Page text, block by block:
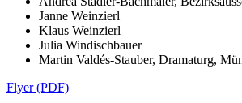
Janne Weinzierl
Klaus Weinzierl
Julia Windischbauer
Martin Valdés-Stauber, Dramaturg,
Flyer (PDF)